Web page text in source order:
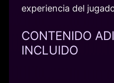
experiencia del
CONTENIDO
INCLUIDO